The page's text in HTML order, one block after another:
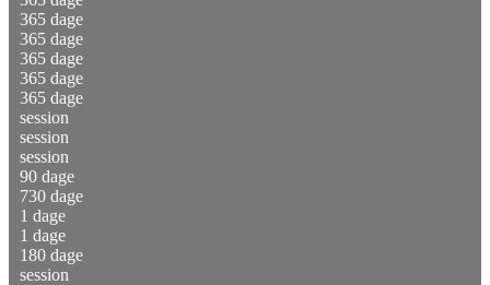
365 dage
365 dage
365 dage
365 dage
365 dage
session
session
session
90 dage
730 dage
1 dage
1 dage
180 dage
session